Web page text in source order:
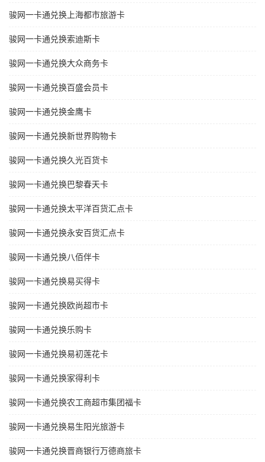
骏网一卡通兑换上海都市旅游卡
骏网一卡通兑换索迪斯卡
骏网一卡通兑换大众商务卡
骏网一卡通兑换百盛会员卡
骏网一卡通兑换金鹰卡
骏网一卡通兑换新世界购物卡
骏网一卡通兑换久光百货卡
骏网一卡通兑换巴黎春天卡
骏网一卡通兑换太平洋百货汇点卡
骏网一卡通兑换永安百货汇点卡
骏网一卡通兑换八佰伴卡
骏网一卡通兑换易买得卡
骏网一卡通兑换欧尚超市卡
骏网一卡通兑换乐购卡
骏网一卡通兑换易初莲花卡
骏网一卡通兑换家得利卡
骏网一卡通兑换农工商超市集团福卡
骏网一卡通兑换易生阳光旅游卡
骏网一卡通兑换晋商银行万德商旅卡